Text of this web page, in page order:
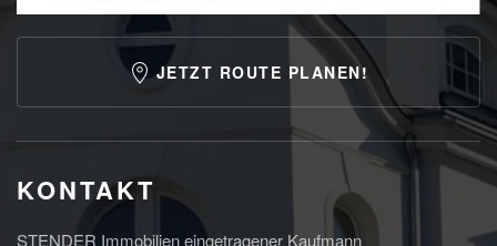
JETZT ROUTE PLANEN!
KONTAKT
STENDER Immobilien eingetragener Kaufmann